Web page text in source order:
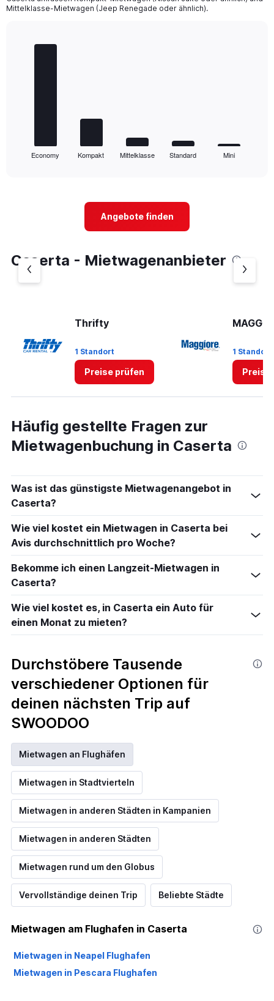
Mittelklasse-Mietwagen (Jeep Renegade oder ähnlich).
has
Y
to
Economy Kompakt Mittelklasse Standard Mini
Angebote finden
Caserta - Mietwagenanbieter
Thrifty
1 Standort
Preise prüfen
1 Standort
Preise
Häufig gestellte Fragen zur
Mietwagenbuchung in Caserta
Was ist das günstigste Mietwagenangebot in
Caserta?
Wie viel kostet ein Mietwagen in Caserta bei
Avis durchschnittlich pro Woche?
Bekomme ich einen Langzeit-Mietwagen in
Caserta?
Wie viel kostet es, in Caserta ein Auto für
einen Monat zu mieten?
Durchstöbere Tausende
verschiedener Optionen für
deinen nächsten Trip auf
SWOODOO
Mietwagen an Flughäfen
Mietwagen in Stadtvierteln
Mietwagen in anderen Städten in Kampanien
Mietwagen in anderen Städten
Mietwagen rund um den Globus
Vervollständige deinen Trip Beliebte Städte
Mietwagen am Flughafen in Caserta
Mietwagen in Neapel Flughafen
Mietwagen in Pescara Flughafen